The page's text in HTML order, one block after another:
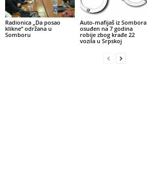
Radionica „Da posao
klikne“ održana u
Somboru
Auto-mafijaš iz Sombora
osuđen na 7 godina
robije zbog krađe 22
vozila u Srpskoj